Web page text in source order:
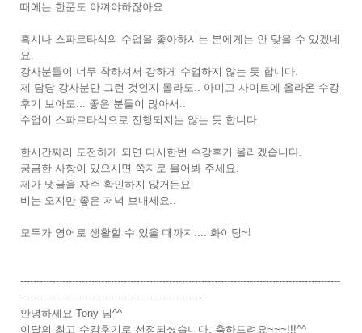
때에는 한푼도 아껴야하잖아요
혹시나 스파르타식의 수업을 좋아하시는 분에게는 안 맞을 수 있겠네
요.
강사분들이 너무 착하셔서 강하게 수업하지 않는 듯 합니다.
제 담당 강사분만 그런 것인지 몰라도.. 아미고 사이트에 올라온 수강
후기 보아도... 좋은 분들이 많아서..
수업이 스파르타식으로 진행되지는 않는 듯 합니다.
한시간짜리 도전하게 되면 다시한번 수강후기 올리겠습니다.
궁금한 사항이 있으시면 쪽지로 물어봐 주세요.
제가 댓글을 자주 확인하지 않거든요
비는 오지만 좋은 저녁 보내세요..
모두가 영어로 생활할 수 있을 때까지.... 화이팅~!
---------------------------------------------------------------------------------------------------
--------------------------------------------------------
안녕하세요 Tony 님^^
이달의 최고 수강후기로 선정되셨습니다. 축하드려요~~~!!!^^